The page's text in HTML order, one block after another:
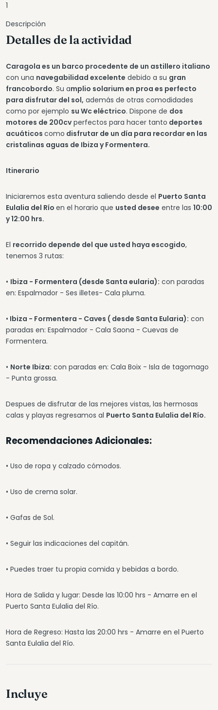
1
Descripción
Detalles de la actividad
Caragola es un barco procedente de un astillero italiano
con una navegabilidad excelente debido a su gran
francobordo. Su amplio solarium en proa es perfecto
para disfrutar del sol, además de otras comodidades
como por ejemplo su Wc eléctrico. Dispone de dos
motores de 200cv perfectos para hacer tanto deportes
acuáticos como disfrutar de un día para recordar en las
cristalinas aguas de Ibiza y Formentera.
Itinerario
Iniciaremos esta aventura saliendo desde el Puerto Santa
Eulalia del Río en el horario que usted desee entre las 10:00
y 12:00 hrs.
El recorrido depende del que usted haya escogido,
tenemos 3 rutas:
• Ibiza - Formentera (desde Santa eularia): con paradas
en: Espalmador - Ses illetes- Cala pluma.
• Ibiza - Formentera - Caves ( desde Santa Eularia): con
paradas en: Espalmador - Cala Saona - Cuevas de
Formentera.
• Norte Ibiza: con paradas en: Cala Boix - Isla de tagomago
- Punta grossa.
Despues de disfrutar de las mejores vistas, las hermosas
calas y playas regresamos al Puerto Santa Eulalia del Río.
Recomendaciones Adicionales:
• Uso de ropa y calzado cómodos.
• Uso de crema solar.
• Gafas de Sol.
• Seguir las indicaciones del capitán.
• Puedes traer tu propia comida y bebidas a bordo.
Hora de Salida y lugar: Desde las 10:00 hrs - Amarre en el
Puerto Santa Eulalia del Río.
Hora de Regreso: Hasta las 20:00 hrs - Amarre en el Puerto
Santa Eulalia del Río.
Incluye